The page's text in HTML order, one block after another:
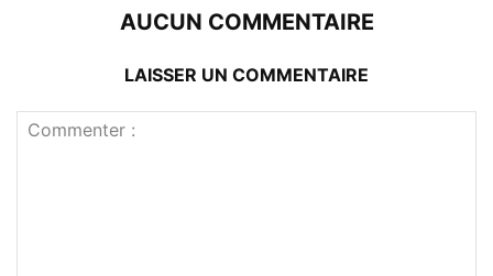
AUCUN COMMENTAIRE
LAISSER UN COMMENTAIRE